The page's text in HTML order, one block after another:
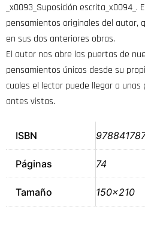
_x0093_Suposición
pensamientos originales del autor,
en sus dos anteriores obras.
El autor nos abre las puertas de
pensamientos únicos desde su
cuales el lector puede llegar a unas
antes vistas.
ISBN
Páginas 74
Tamaño 150×210